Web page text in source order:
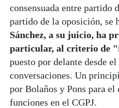
consensuada entre partido
partido de la oposición, se
Sánchez, a su juicio, ha
particular, al criterio de
puesto por delante desde
conversaciones. Un
por Bolaños y Pons para el
funciones en el CGPJ.